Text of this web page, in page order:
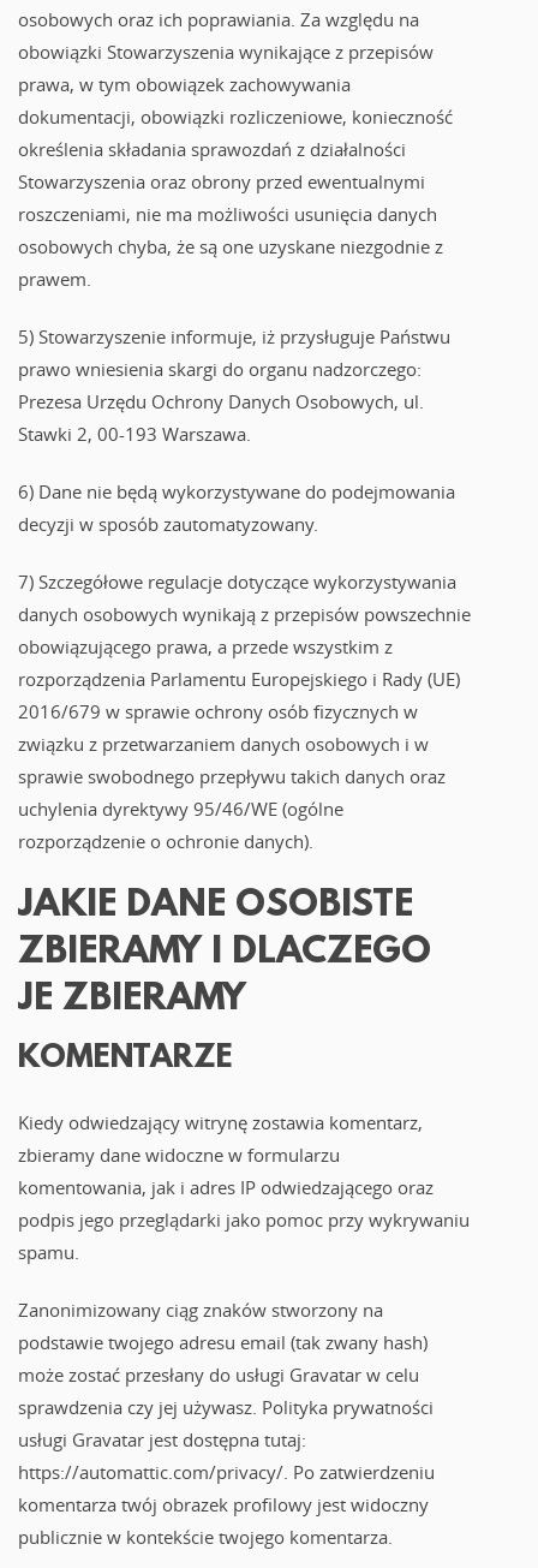
osobowych oraz ich poprawiania. Za względu na
obowiązki Stowarzyszenia wynikające z przepisów
prawa, w tym obowiązek zachowywania
dokumentacji, obowiązki rozliczeniowe, konieczność
określenia składania sprawozdań z działalności
Stowarzyszenia oraz obrony przed ewentualnymi
roszczeniami, nie ma możliwości usunięcia danych
osobowych chyba, że są one uzyskane niezgodnie z
prawem.
5) Stowarzyszenie informuje, iż przysługuje Państwu
prawo wniesienia skargi do organu nadzorczego:
Prezesa Urzędu Ochrony Danych Osobowych, ul.
Stawki 2, 00-193 Warszawa.
6) Dane nie będą wykorzystywane do podejmowania
decyzji w sposób zautomatyzowany.
7) Szczegółowe regulacje dotyczące wykorzystywania
danych osobowych wynikają z przepisów powszechnie
obowiązującego prawa, a przede wszystkim z
rozporządzenia Parlamentu Europejskiego i Rady (UE)
2016/679 w sprawie ochrony osób fizycznych w
związku z przetwarzaniem danych osobowych i w
sprawie swobodnego przepływu takich danych oraz
uchylenia dyrektywy 95/46/WE (ogólne
rozporządzenie o ochronie danych).
JAKIE DANE OSOBISTE
ZBIERAMY I DLACZEGO
JE ZBIERAMY
KOMENTARZE
Kiedy odwiedzający witrynę zostawia komentarz,
zbieramy dane widoczne w formularzu
komentowania, jak i adres IP odwiedzającego oraz
podpis jego przeglądarki jako pomoc przy wykrywaniu
spamu.
Zanonimizowany ciąg znaków stworzony na
podstawie twojego adresu email (tak zwany hash)
może zostać przesłany do usługi Gravatar w celu
sprawdzenia czy jej używasz. Polityka prywatności
usługi Gravatar jest dostępna tutaj:
https://automattic.com/privacy/. Po zatwierdzeniu
komentarza twój obrazek profilowy jest widoczny
publicznie w kontekście twojego komentarza.